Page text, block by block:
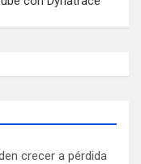
crecer a pérdida